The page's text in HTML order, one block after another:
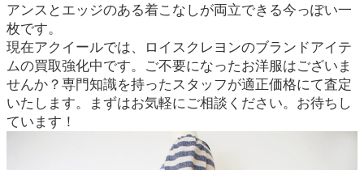
アンスとエッジのある着こなしが両立できる今っぽい一
枚です。
現在アクイールでは、ロイスクレヨンのブランドアイテ
ムの買取強化中です。ご不要になったお洋服はございま
せんか？専門知識を持ったスタッフが適正価格にて査定
いたします。まずはお気軽にご相談ください。お待ちし
ています！